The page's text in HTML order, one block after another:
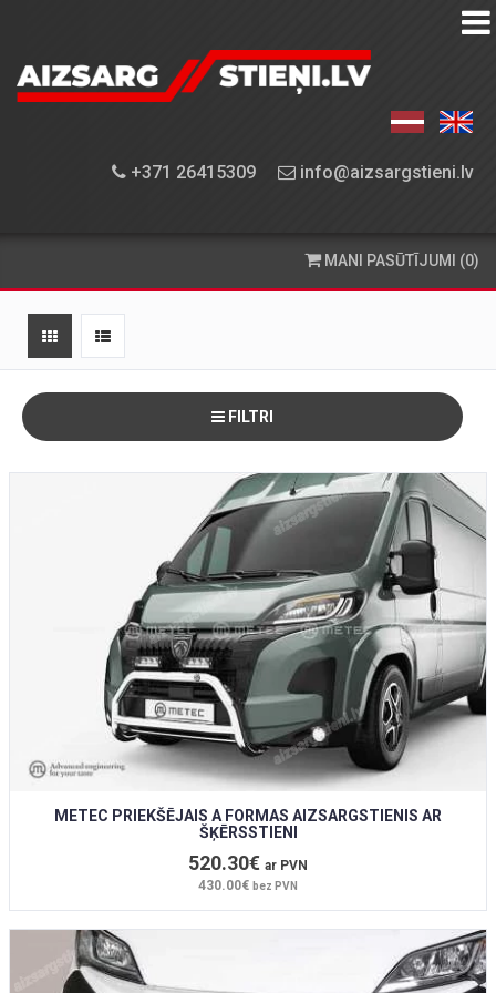
+371 26415309 info@aizsargstieni.lv
AIZSARGSTIEŅU
APRĪKOJUMA
PIEGĀDE
KONTAKTINFORMĀCIJA
MANI PASŪTĪJUMI (0)
FILTRI
METEC PRIEKŠĒJAIS A FORMAS AIZSARGSTIENIS AR
ŠĶĒRSSTIENI
520.30€ ar PVN
430.00€ bez PVN